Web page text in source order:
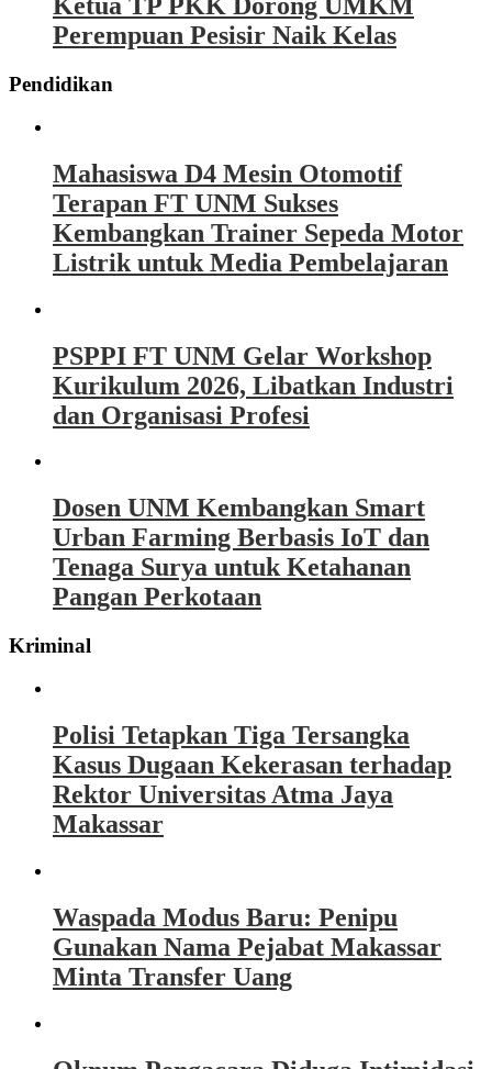
Perempuan Pesisir Naik Kelas
Pendidikan
Mahasiswa D4 Mesin Otomotif
Terapan FT UNM Sukses
Kembangkan Trainer Sepeda Motor
Listrik untuk Media Pembelajaran
PSPPI FT UNM Gelar Workshop
Kurikulum 2026, Libatkan Industri
dan Organisasi Profesi
Dosen UNM Kembangkan Smart
Urban Farming Berbasis IoT dan
Tenaga Surya untuk Ketahanan
Pangan Perkotaan
Kriminal
Polisi Tetapkan Tiga Tersangka
Kasus Dugaan Kekerasan terhadap
Rektor Universitas Atma Jaya
Makassar
Waspada Modus Baru: Penipu
Gunakan Nama Pejabat Makassar
Minta Transfer Uang